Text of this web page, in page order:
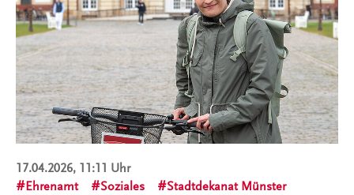
17.04.2026, 11:11 Uhr
Ehrenamt
Soziales Stadtdekanat Münster